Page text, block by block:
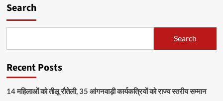
Search
Search
Recent Posts
14 महिलाओं को तीलू रौतेली, 35 आंगनवाड़ी कार्यकत्रियों को राज्य स्तरीय सम्मान